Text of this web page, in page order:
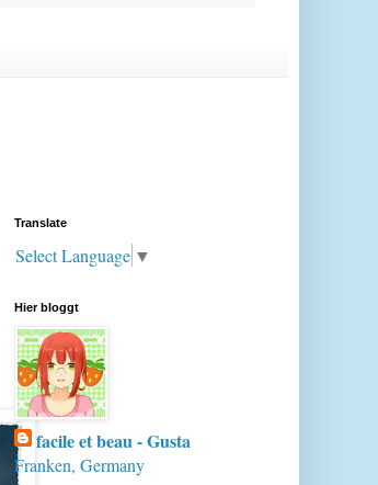
Translate
Select Language ▼
Hier bloggt
facile et beau - Gusta
Franken, Germany